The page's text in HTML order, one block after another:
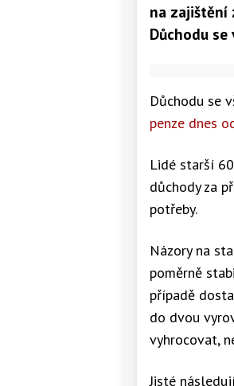
na zajištění
Důchodu
Důchodu se
penze dnes
Lidé starší
důchody za
potřeby.
Názory na
poměrně
případě
do dvou
vyhrocovat,
Jisté